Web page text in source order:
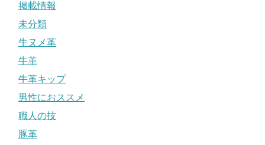
掲載情報
未分類
牛ヌメ革
牛革
牛革キップ
男性におススメ
職人の技
豚革